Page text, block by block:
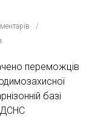
переможців
базі
ДСНС